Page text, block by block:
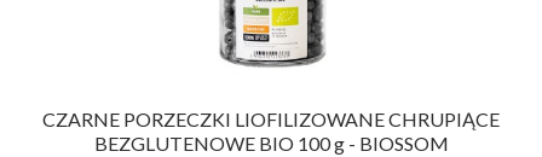
CZARNE PORZECZKI LIOFILIZOWANE CHRUPIĄCE
BEZGLUTENOWE BIO 100 g - BIOSSOM